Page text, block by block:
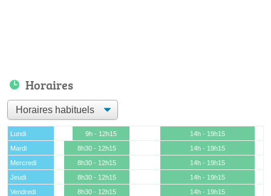
Horaires
Lundi 9h - 12h15
14h - 19h15
Mardi
8h30 - 12h15
14h - 19h15
Mercredi
8h30 - 12h15
14h - 19h15
Jeudi
8h30 - 12h15
14h - 19h15
Vendredi
8h30 - 12h15
14h - 19h15